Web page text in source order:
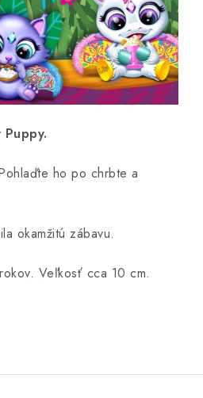
ho po chrbte a
okamžitú zábavu.
Veľkosť cca 10 cm.